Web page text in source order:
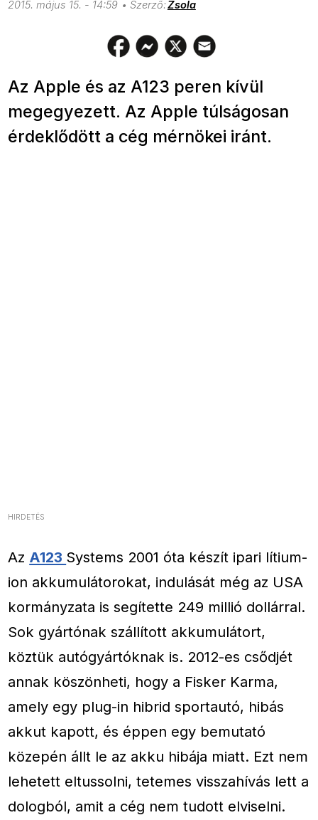
2015. május 15. - 14:59 Zsola
Az Apple és az A123 peren kívül
megegyezett. Az Apple túlságosan
érdeklődött a cég mérnökei iránt.
HIRDETÉS
Az A123 Systems 2001 óta készít ipari lítium-
ion akkumulátorokat, indulását még az USA
kormányzata is segítette 249 millió dollárral.
Sok gyártónak szállított akkumulátort,
köztük autógyártóknak is. 2012-es csődjét
annak köszönheti, hogy a Fisker Karma,
amely egy plug-in hibrid sportautó, hibás
akkut kapott, és éppen egy bemutató
közepén állt le az akku hibája miatt. Ezt nem
lehetett eltussolni, tetemes visszahívás lett a
dologból, amit a cég nem tudott elviselni.